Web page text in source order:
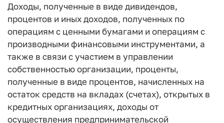
Доходы, полученные в виде дивидендов,
процентов и иных доходов, полученных по
операциям с ценными бумагами и операциям с
производными финансовыми инструментами, а
также в связи с участием в управлении
собственностью организации, проценты,
полученные в виде процентов, начисленных на
остаток средств на вкладах (счетах), открытых в
кредитных организациях, доходы от
осуществления предпринимательской